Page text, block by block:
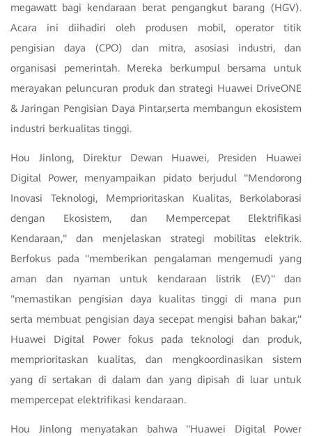
megawatt bagi kendaraan berat pengangkut barang (HGV).
Acara ini diihadiri oleh produsen mobil, operator titik
pengisian daya (CPO) dan mitra, asosiasi industri, dan
organisasi pemerintah. Mereka berkumpul bersama untuk
merayakan peluncuran produk dan strategi Huawei DriveONE
& Jaringan Pengisian Daya Pintar,serta membangun ekosistem
industri berkualitas tinggi.
Hou Jinlong, Direktur Dewan Huawei, Presiden Huawei
Digital Power, menyampaikan pidato berjudul "Mendorong
Inovasi Teknologi, Memprioritaskan Kualitas, Berkolaborasi
dengan Ekosistem, dan Mempercepat Elektrifikasi
Kendaraan," dan menjelaskan strategi mobilitas elektrik.
Berfokus pada "memberikan pengalaman mengemudi yang
aman dan nyaman untuk kendaraan listrik (EV)" dan
"memastikan pengisian daya kualitas tinggi di mana pun
serta membuat pengisian daya secepat mengisi bahan bakar,"
Huawei Digital Power fokus pada teknologi dan produk,
memprioritaskan kualitas, dan mengkoordinasikan sistem
yang di sertakan di dalam dan yang dipisah di luar untuk
mempercepat elektrifikasi kendaraan.
Hou Jinlong menyatakan bahwa "Huawei Digital Power